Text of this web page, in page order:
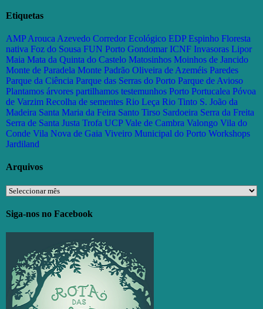
Etiquetas
AMP Arouca Azevedo Corredor Ecológico EDP Espinho Floresta
nativa Foz do Sousa FUN Porto Gondomar ICNF Invasoras Lipor
Maia Mata da Quinta do Castelo Matosinhos Moinhos de Jancido
Monte de Paradela Monte Padrão Oliveira de Azeméis Paredes
Parque da Ciência Parque das Serras do Porto Parque de Avioso
Plantamos árvores partilhamos testemunhos Porto Portucalea Póvoa
de Varzim Recolha de sementes Rio Leça Rio Tinto S. João da
Madeira Santa Maria da Feira Santo Tirso Sardoeira Serra da Freita
Serra de Santa Justa Trofa UCP Vale de Cambra Valongo Vila do
Conde Vila Nova de Gaia Viveiro Municipal do Porto Workshops
Jardiland
Arquivos
Arquivos
Siga-nos no Facebook